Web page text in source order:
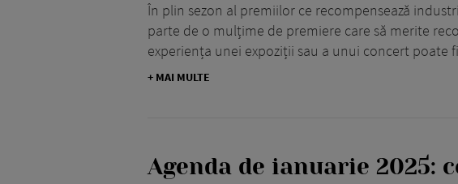
În plin sezon al premiilor ce recompensează
parte de o mulțime de premiere care să merite
experiența unei expoziții sau a unui concert poate
+ MAI MULTE
Agenda de ianuarie 2025: